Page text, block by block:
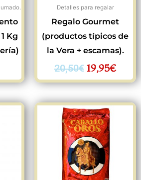
Kg
Detalles para regalar
Regalo Gourmet
(productos típicos de
la Vera + escamas).
20,50€ 19,95€